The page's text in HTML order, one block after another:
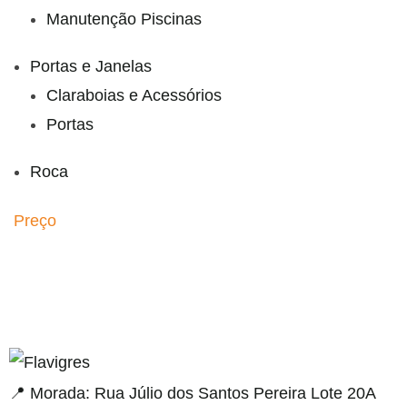
Manutenção Piscinas
Portas e Janelas
Claraboias e Acessórios
Portas
Roca
Preço
bahsegel
📍 Morada: Rua Júlio dos Santos Pereira Lote 20A